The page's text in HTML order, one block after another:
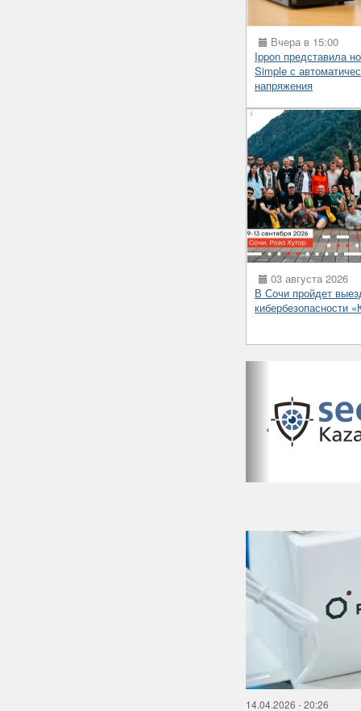
Вчера в 15:00
Ippon представила
Simple с
напряжения
03 августа 2026
В Сочи пройдет
‹
14.04.2026 - 20:26